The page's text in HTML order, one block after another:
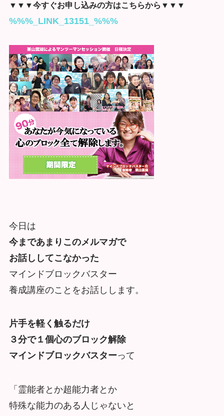
▼▼▼今すぐお申し込みの方はこちらから▼▼▼
%%%_LINK_13151_%%%
今日は
今まであまりこのメルマガで
お話ししてこなかった
マインドブロックバスター
養成講座のことをお話しします。
片手を軽く触るだけ
３分で１個心のブロック解除
マインドブロックバスターって
「霊能者とか超能力者とか
特殊な能力のある人じゃないと